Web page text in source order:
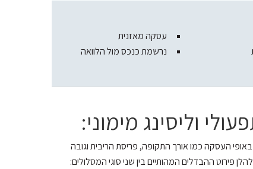
עסקה מאזנית
נרשמת כנכס מול הלוואה
וליסינג מימוני:
באופי העסקה כמו אורך התקופה, פריסת הריבית וגובה
פירוט ההבדלים המהותיים בין שני סוגי המסלולים: